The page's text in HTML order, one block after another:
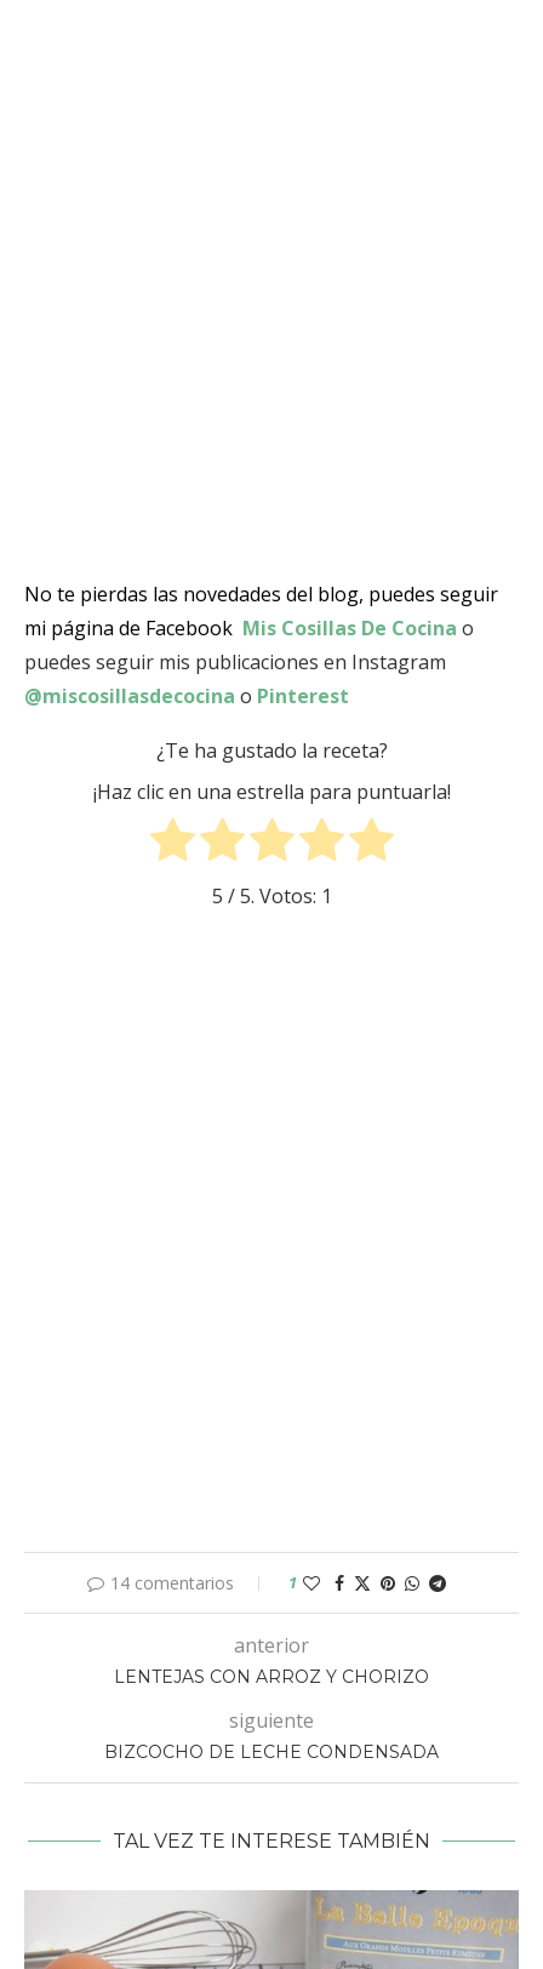
No te pierdas las novedades del blog, puedes seguir
mi página de Facebook Mis Cosillas De Cocina o
puedes seguir mis publicaciones en Instagram
@miscosillasdecocina o Pinterest
¿Te ha gustado la receta?
¡Haz clic en una estrella para puntuarla!
5 / 5. Votos: 1
14 comentarios 1
anterior
LENTEJAS CON ARROZ Y CHORIZO
siguiente
BIZCOCHO DE LECHE CONDENSADA
TAL VEZ TE INTERESE TAMBIÉN